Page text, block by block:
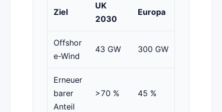
Ziel
UK
2030
Europa
Offshor
e-Wind
43 GW 300 GW
Erneuer
barer
Anteil
>70 % 45 %